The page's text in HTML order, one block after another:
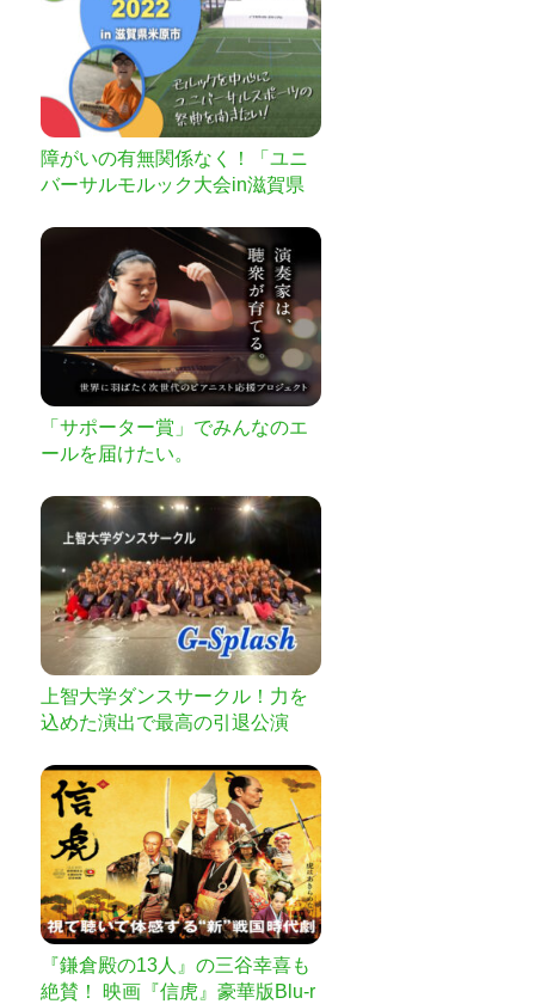
障がいの有無関係なく！「ユニ
バーサルモルック大会in滋賀県
「サポーター賞」でみんなのエ
ールを届けたい。
上智大学ダンスサークル！力を
込めた演出で最高の引退公演
『鎌倉殿の13人』の三谷幸喜も
絶賛！ 映画『信虎』豪華版Blu-r